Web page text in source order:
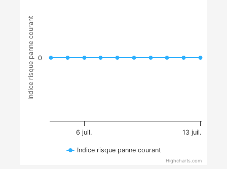
Indice risque panne courant
6 juil. 13 juil.
0
Indice risque panne courant
Highcharts.com